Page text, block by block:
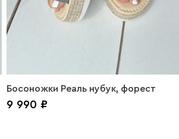
Босоножки Реаль нубук, форест
9 990 ₽